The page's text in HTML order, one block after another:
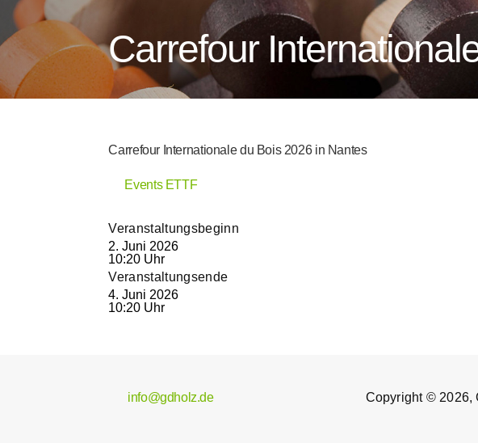
Carrefour
Carrefour Internationale du Bois 2026 in Nantes
Events ETTF
Veranstaltungsbeginn
2. Juni 2026
10:20 Uhr
Veranstaltungsende
4. Juni 2026
10:20 Uhr
info@gdholz.de Copyright © 2026,